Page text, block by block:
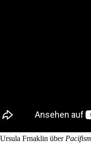
Frnaklin über